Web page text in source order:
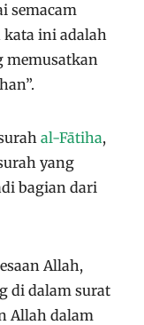
semacam
kata ini adalah
memusatkan
al-Fātiha,
yang
bagian dari
Allah,
di dalam surat
Allah dalam